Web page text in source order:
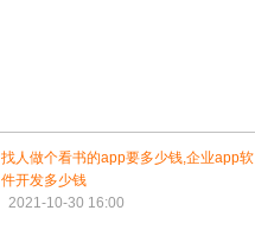
找人做个看书的app要多少钱,企业app软
件开发多少钱
2021-10-30 16:00